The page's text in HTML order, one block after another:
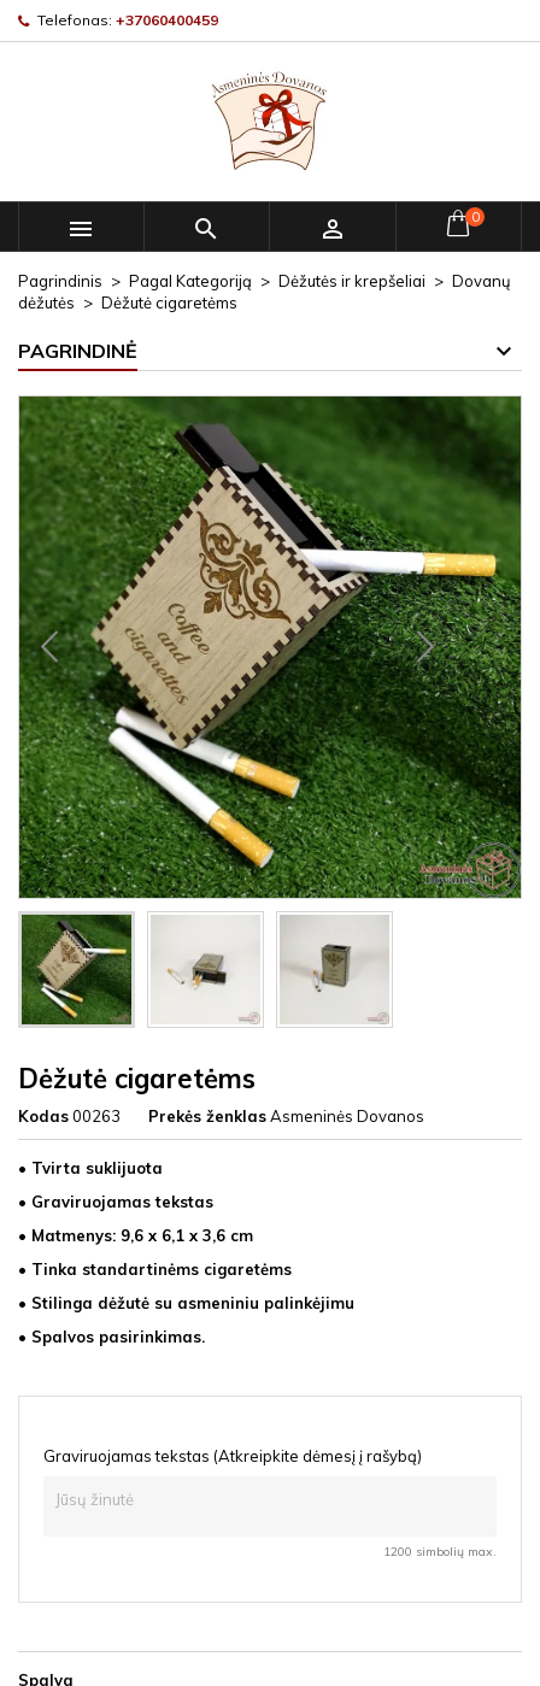
Telefonas: +37060400459
   0
Pagrindinis Pagal Kategoriją Dėžutės ir krepšeliai
Dovanų
dėžutės
Dėžutė cigaretėms
PAGRINDINĖ
Dėžutė cigaretėms
Kodas00263 Prekės ženklasAsmeninės Dovanos
• Tvirta suklijuota
• Graviruojamas tekstas
• Matmenys: 9,6 x 6,1 x 3,6 cm
• Tinka standartinėms cigaretėms
• Stilinga dėžutė su asmeniniu palinkėjimu
• Spalvos pasirinkimas.
Graviruojamas tekstas (Atkreipkite dėmesį į rašybą)
1200 simbolių max.
Spalva